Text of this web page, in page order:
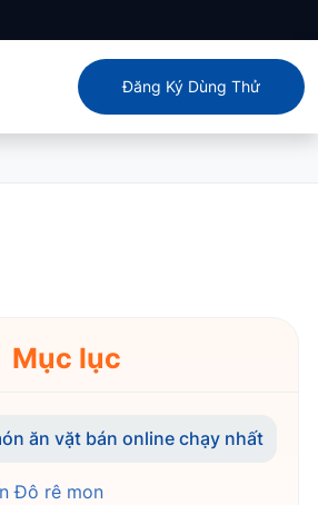
Đăng Ký Dùng Thử
Mục lục
ăn vặt bán online chạy nhất
Đô rê mon